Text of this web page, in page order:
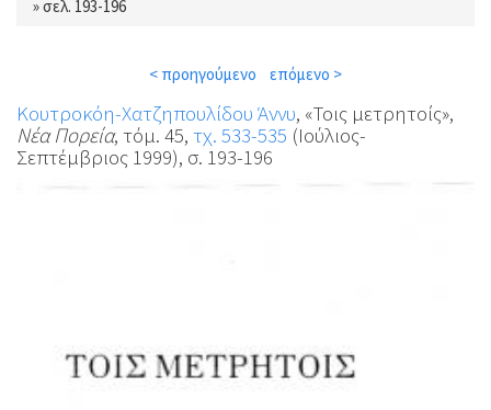
»σελ. 193-196
< προηγούμενο επόμενο >
Κουτροκόη-Χατζηπουλίδου Άννυ, «Τοις μετρητοίς»,
Νέα Πορεία, τόμ. 45, τχ. 533-535 (Ιούλιος-
Σεπτέμβριος 1999), σ. 193-196